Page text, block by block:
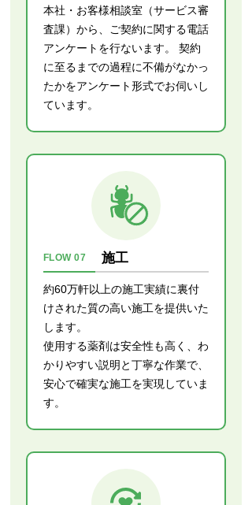
本社・お客様相談室（サービス審
査課）から、ご契約に関する電話
アンケートを行ないます。 契約
に至るまでの過程に不備がなかっ
たかをアンケート形式でお伺いし
ています。
FLOW 07 施工
約60万軒以上の施工実績に裏付
けされた質の高い施工を提供いた
します。
使用する薬剤は安全性も高く、わ
かりやすい説明と丁寧な作業で、
安心で確実な施工を実現していま
す。